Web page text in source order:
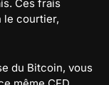
Ces frais
le courtier,
du Bitcoin, vous